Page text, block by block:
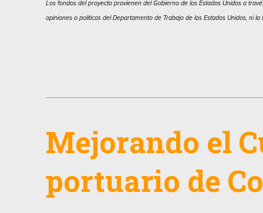
Los fondos del proyecto provienen del Gobierno de los Estados Unidos a
opiniones o políticas del Departamento de Trabajo de los Estados Unidos, ni
Mejorando el
portuario de